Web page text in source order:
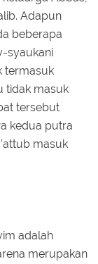
Adapun
beberapa
syaukani
termasuk
tidak masuk
tersebut
kedua putra
masuk
adalah
merupakan